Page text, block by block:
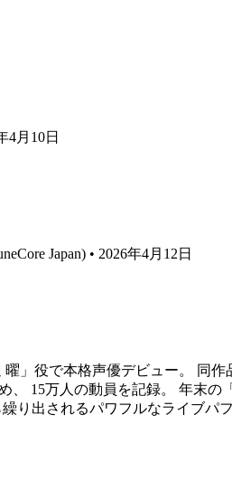
4月10日
Japan) • 2026年4月12日
」役で本格声優デビュー。 同
、 15万人の動員を記録。 年
り出されるパワフルなライブパ